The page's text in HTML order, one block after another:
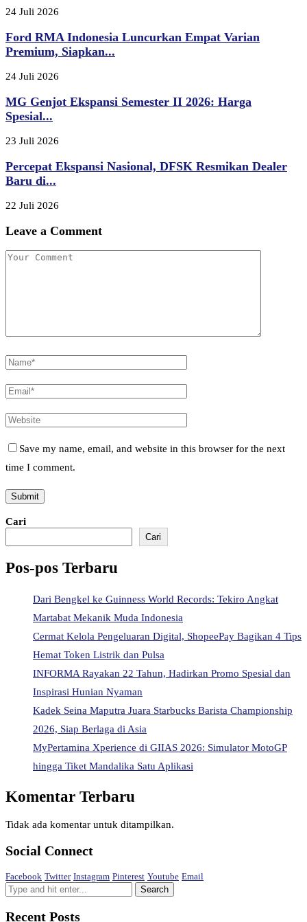
24 Juli 2026
Ford RMA Indonesia Luncurkan Empat Varian
Premium, Siapkan...
24 Juli 2026
MG Genjot Ekspansi Semester II 2026: Harga
Spesial...
23 Juli 2026
Percepat Ekspansi Nasional, DFSK Resmikan Dealer
Baru di...
22 Juli 2026
Leave a Comment
Save my name, email, and website in this browser for the next
time I comment.
Cari
Cari
Pos-pos Terbaru
Dari Bengkel ke Guinness World Records: Tekiro Angkat
Martabat Mekanik Muda Indonesia
Cermat Kelola Pengeluaran Digital, ShopeePay Bagikan 4 Tips
Hemat Token Listrik dan Pulsa
INFORMA Rayakan 22 Tahun, Hadirkan Promo Spesial dan
Inspirasi Hunian Nyaman
Kadek Seina Maputra Juara Starbucks Barista Championship
2026, Siap Berlaga di Asia
MyPertamina Xperience di GIIAS 2026: Simulator MotoGP
hingga Tiket Mandalika Satu Aplikasi
Komentar Terbaru
Tidak ada komentar untuk ditampilkan.
Social Connect
Facebook Twitter Instagram Pinterest Youtube Email
Recent Posts